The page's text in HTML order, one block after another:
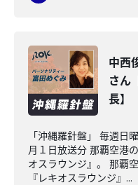
中西
さん
長】
「沖縄羅針盤」 毎週日
月１日放送分 那覇空港
オスラウンジ』。 那覇
『レキオスラウンジ』...